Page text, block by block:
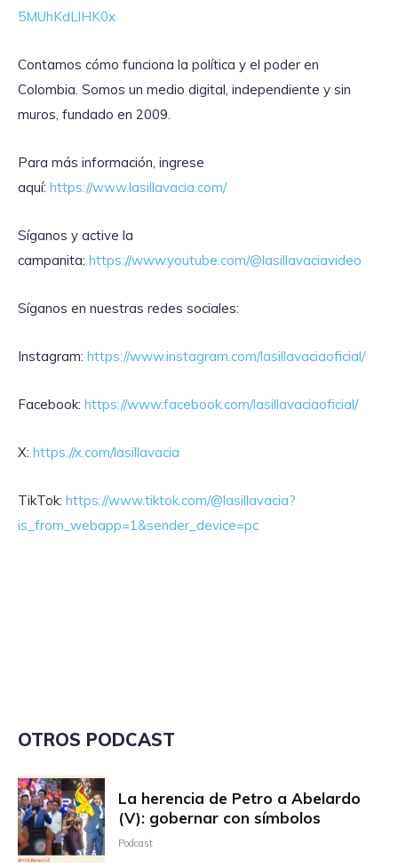
5MUhKdLlHK0x
Contamos cómo funciona la política y el poder en
Colombia. Somos un medio digital, independiente y sin
muros, fundado en 2009.
Para más información, ingrese
aquí: https://www.lasillavacia.com/
Síganos y active la
campanita: https://www.youtube.com/@lasillavaciavideo
Síganos en nuestras redes sociales:
Instagram: https://www.instagram.com/lasillavaciaoficial/
Facebook: https://www.facebook.com/lasillavaciaoficial/
X: https://x.com/lasillavacia
TikTok: https://www.tiktok.com/@lasillavacia?
is_from_webapp=1&sender_device=pc
OTROS PODCAST
La herencia de Petro a Abelardo
(V): gobernar con símbolos
Podcast